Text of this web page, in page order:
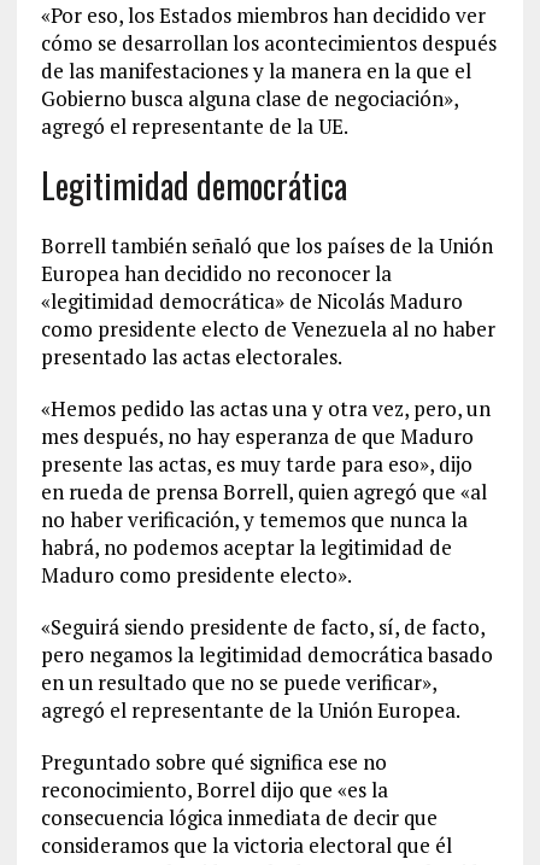
«Por eso, los Estados miembros han decidido ver
cómo se desarrollan los acontecimientos después
de las manifestaciones y la manera en la que el
Gobierno busca alguna clase de negociación»,
agregó el representante de la UE.
Legitimidad democrática
Borrell también señaló que los países de la Unión
Europea han decidido no reconocer la
«legitimidad democrática» de Nicolás Maduro
como presidente electo de Venezuela al no haber
presentado las actas electorales.
«Hemos pedido las actas una y otra vez, pero, un
mes después, no hay esperanza de que Maduro
presente las actas, es muy tarde para eso», dijo
en rueda de prensa Borrell, quien agregó que «al
no haber verificación, y tememos que nunca la
habrá, no podemos aceptar la legitimidad de
Maduro como presidente electo».
«Seguirá siendo presidente de facto, sí, de facto,
pero negamos la legitimidad democrática basado
en un resultado que no se puede verificar»,
agregó el representante de la Unión Europea.
Preguntado sobre qué significa ese no
reconocimiento, Borrel dijo que «es la
consecuencia lógica inmediata de decir que
consideramos que la victoria electoral que él